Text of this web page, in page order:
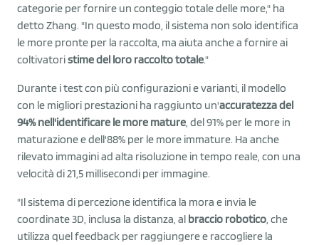
categorie per fornire un conteggio totale delle more," ha
detto Zhang. "In questo modo, il sistema non solo identifica
le more pronte per la raccolta, ma aiuta anche a fornire ai
coltivatoristime del loro raccolto totale."
Durante i test con più configurazioni e varianti, il modello
con le migliori prestazioni ha raggiunto un'accuratezza del
94% nell'identificare le more mature , del 91% per le more in
maturazione e dell'88% per le more immature. Ha anche
rilevato immagini ad alta risoluzione in tempo reale, con una
velocità di 21,5 millisecondi per immagine.
"Il sistema di percezione identifica la mora e invia le
coordinate 3D, inclusa la distanza, al braccio robotico , che
utilizza quel feedback per raggiungere e raccogliere la